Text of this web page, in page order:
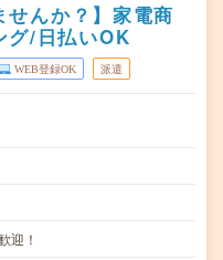
せんか？】家電商
グ/日払いOK
WEB登録OK 派遣
迎！